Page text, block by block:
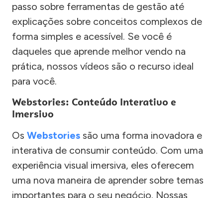
passo sobre ferramentas de gestão até
explicações sobre conceitos complexos de
forma simples e acessível. Se você é
daqueles que aprende melhor vendo na
prática, nossos vídeos são o recurso ideal
para você.
Webstories: Conteúdo Interativo e
Imersivo
Os Webstories são uma forma inovadora e
interativa de consumir conteúdo. Com uma
experiência visual imersiva, eles oferecem
uma nova maneira de aprender sobre temas
importantes para o seu negócio. Nossas